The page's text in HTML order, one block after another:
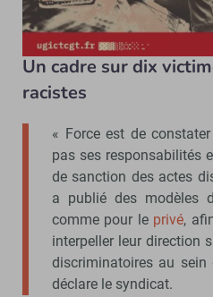
Baromètre « Opinions et
CGT - ©
Un cadre sur dix
racistes
« Force est de
pas ses responsabilités
de sanction des actes
a publié des modèles
comme pour le privé,
interpeller leur direction
discriminatoires au
déclare le syndicat.